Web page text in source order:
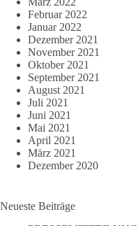
Februar 2022
Januar 2022
Dezember 2021
November 2021
Oktober 2021
September 2021
August 2021
Juli 2021
Juni 2021
Mai 2021
April 2021
März 2021
Dezember 2020
Neueste Beiträge